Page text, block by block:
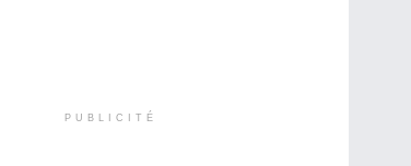
PUBLICITÉ